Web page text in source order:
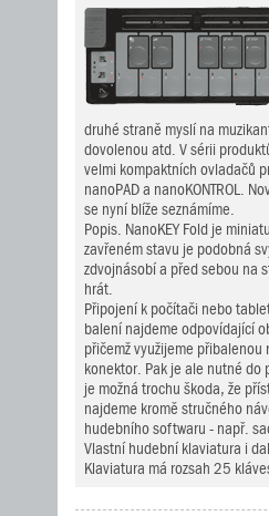
druhé straně myslí na
dovolenou atd. V sérii
velmi kompaktních ovladačů
nanoPAD a nanoKONTROL.
se nyní blíže seznámíme.
Popis. NanoKEY Fold je
zavřeném stavu je podobná
zdvojnásobí a před sebou na
hrát.
Připojení k počítači nebo
balení najdeme odpovídající
přičemž využijeme
konektor. Pak je ale nutné
je možná trochu škoda, že
najdeme kromě stručného
hudebního softwaru - např.
Vlastní hudební klaviatura i
Klaviatura má rozsah 25